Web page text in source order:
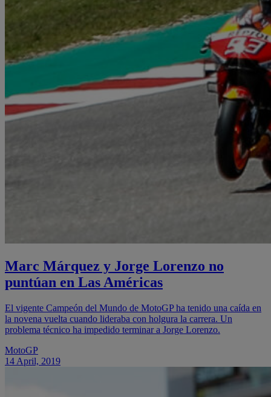
Marc Márquez y Jorge Lorenzo no
puntúan en Las Américas
El vigente Campeón del Mundo de MotoGP ha tenido una caída en
la novena vuelta cuando lideraba con holgura la carrera. Un
problema técnico ha impedido terminar a Jorge Lorenzo.
MotoGP
14 April, 2019